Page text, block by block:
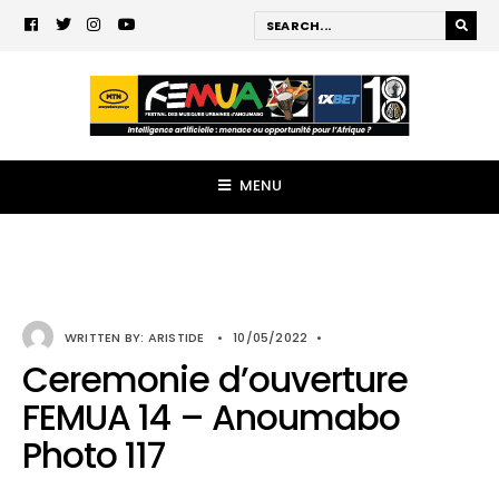
MENU
WRITTEN BY: ARISTIDE • 10/05/2022 •
Ceremonie d’ouverture
FEMUA 14 – Anoumabo
Photo 117